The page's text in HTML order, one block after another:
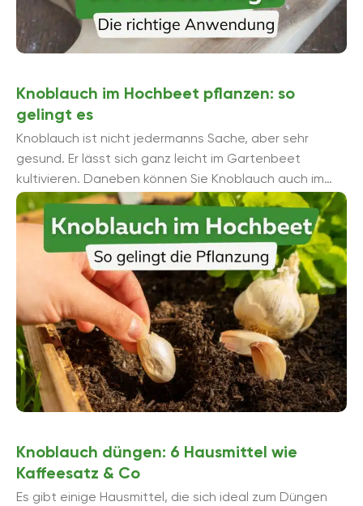
Knoblauch im Hochbeet pflanzen: so
gelingt es
Knoblauch ist nicht jedermanns Sache, aber sehr
gesund. Er lässt sich ganz leicht im Gartenbeet
kultivieren. Daneben können Sie Knoblauch auch im
Hochbeet pflanzen. Nachfolgend einige Tipps zum ...
Knoblauch düngen: 6 Hausmittel wie
Kaffeesatz & Co
Es gibt einige Hausmittel, die sich ideal zum Düngen